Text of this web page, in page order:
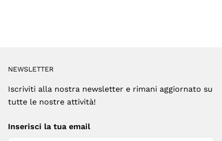
NEWSLETTER
Iscriviti alla nostra newsletter e rimani aggiornato su
tutte le nostre attività!
Inserisci la tua email